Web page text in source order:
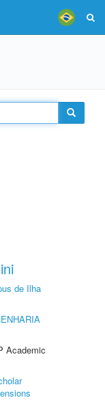
de Ilha
Academic